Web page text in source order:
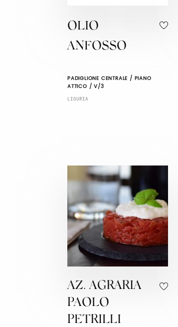
OLIO
ANFOSSO
PADIGLIONE CENTRALE / PIANO
ATTICO / V/3
LIGURIA
AZ. AGRARIA
PAOLO
PETRILLI